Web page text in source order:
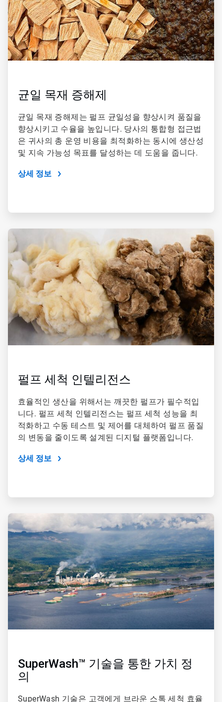
균일 목재 증해제
균일 목재 증해제는 펄프 균일성을 향상시켜 품질을
향상시키고 수율을 높입니다. 당사의 통합형 접근법
은 귀사의 총 운영 비용을 최적화하는 동시에 생산성
및 지속 가능성 목표를 달성하는 데 도움을 줍니다.
상세 정보
ArticleTile
펄프 세척 인텔리전스
효율적인 생산을 위해서는 깨끗한 펄프가 필수적입
니다. 펄프 세척 인텔리전스는 펄프 세척 성능을 최
적화하고 수동 테스트 및 제어를 대체하여 펄프 품질
의 변동을 줄이도록 설계된 디지털 플랫폼입니다.
상세 정보
ArticleTile
3/4
SuperWash™ 기술을 통한 가치 정
의
SuperWash 기술은 고객에게 브라운 스톡 세척 효율